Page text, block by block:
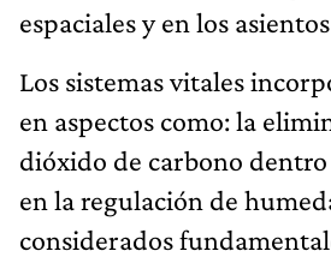
espaciales y en los
Los sistemas vitales
en aspectos como: la
dióxido de carbono
en la regulación de
considerados